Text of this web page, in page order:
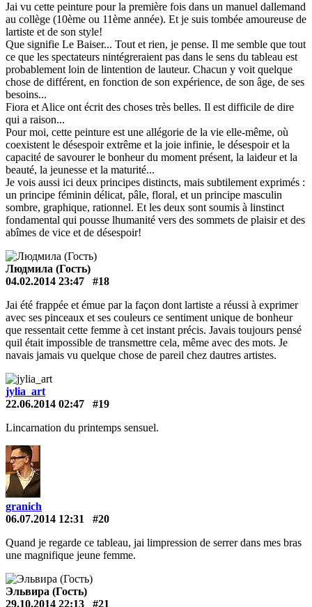
Jai vu cette peinture pour la première fois dans un manuel dallemand
au collège (10ème ou 11ème année). Et je suis tombée amoureuse de
lartiste et de son style!
Que signifie Le Baiser... Tout et rien, je pense. Il me semble que tout
ce que les spectateurs nintégreraient pas dans le sens du tableau est
probablement loin de lintention de lauteur. Chacun y voit quelque
chose de différent, en fonction de son expérience, de son âge, de ses
besoins...
Fiora et Alice ont écrit des choses très belles. Il est difficile de dire
qui a raison...
Pour moi, cette peinture est une allégorie de la vie elle-même, où
coexistent le désespoir extrême et la joie infinie, le désespoir et la
capacité de savourer le bonheur du moment présent, la laideur et la
beauté, la jeunesse et la maturité...
Je vois aussi ici deux principes distincts, mais subtilement exprimés :
un principe féminin délicat, pâle, floral, et un principe masculin
sombre, graphique, rationnel. Et les deux sont soumis à linstinct
fondamental qui pousse lhumanité vers des sommets de plaisir et des
abîmes de vice et de désespoir!
Людмила (Гость)
04.02.2014 23:47
#18
Jai été frappée et émue par la façon dont lartiste a réussi à exprimer
avec ses pinceaux et ses couleurs ce sentiment unique de bonheur
que ressentait cette femme à cet instant précis. Javais toujours pensé
quil était impossible de transmettre cela, même avec des mots. Je
navais jamais vu quelque chose de pareil chez dautres artistes.
jylia_art
22.06.2014 02:47
#19
Lincarnation du printemps sensuel.
granich
06.07.2014 12:31
#20
Quand je regarde ce tableau, jai limpression de serrer dans mes bras
une magnifique jeune femme.
Эльвира (Гость)
29.10.2014 22:13
#21